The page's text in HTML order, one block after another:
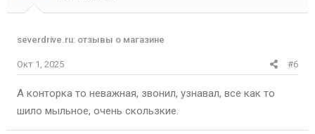
severdrive.ru: отзывы о магазине
Окт 1, 2025 #6
А конторка то неважная, звонил, узнавал, все как то
шило мыльное, очень скользкие.